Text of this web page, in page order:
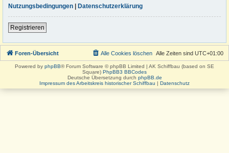
Nutzungsbedingungen | Datenschutzerklärung
Registrieren
Foren-Übersicht Alle Zeiten sind UTC+01:00
Alle Cookies löschen
Powered by phpBB® Forum Software © phpBB Limited | AK Schiffbau (based on SE
Square) PhpBB3 BBCodes
Deutsche Übersetzung durch phpBB.de
Impressum des Arbeitskreis historischer Schiffbau | Datenschutz